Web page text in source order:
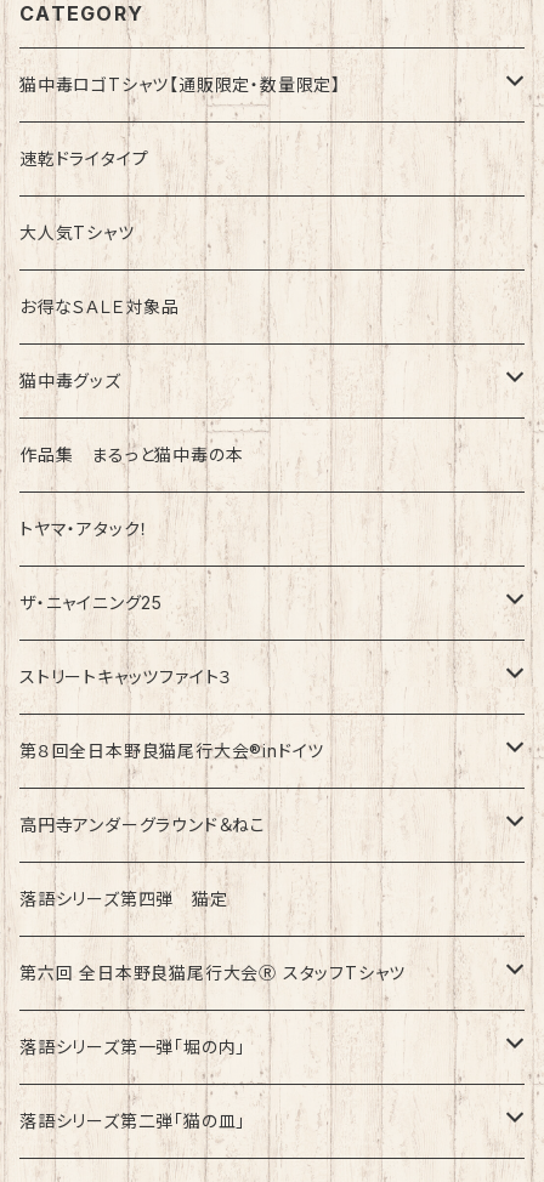
CATEGORY
猫中毒ロゴTシャツ【通販限定・数量限定】
速乾ドライタイプ
綿100%ノーマルタイプ
速乾ドライタイプ
大人気Tシャツ
お得なＳＡＬＥ対象品
猫中毒グッズ
ラバーバンド（ブレスレット・リストバンド）
作品集 まるっと猫中毒の本
トヤマ・アタック！
ザ・ニャイニング25
速乾ドライタイプ
綿100%ノーマルタイプ
ストリートキャッツファイト３
速乾ドライタイプ
綿100%ノーマルタイプ
第８回全日本野良猫尾行大会®︎inドイツ
第8回全日本野良猫尾行大会®︎inドイツ Light
第8回全日本野良猫尾行大会®︎inドイツ Dark
高円寺アンダーグラウンド＆ねこ
綿100%ノーマルタイプ
落語シリーズ第四弾 猫定
第六回 全日本野良猫尾行大会Ⓡ スタッフTシャツ
速乾ドライタイプ
綿100%ノーマルタイプ
落語シリーズ第一弾「堀の内」
速乾ドライタイプ
落語シリーズ第二弾「猫の皿」